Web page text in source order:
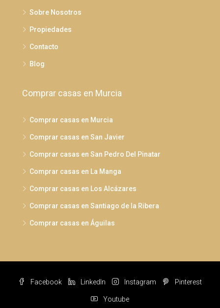
Sobre Nosotros
Propiedades
Contacto
Blog
Comprar casas en Murcia
Comprar casas en Murcia
Comprar casas en San Javier
Comprar casas en San Pedro Del Pinatar
Comprar casas en La Manga
Comprar casas en Los Alcázares
Comprar casas en Santiago de la Ribera
Comprar casas en Águilas
Facebook LinkedIn Instagram Pinterest
Youtube